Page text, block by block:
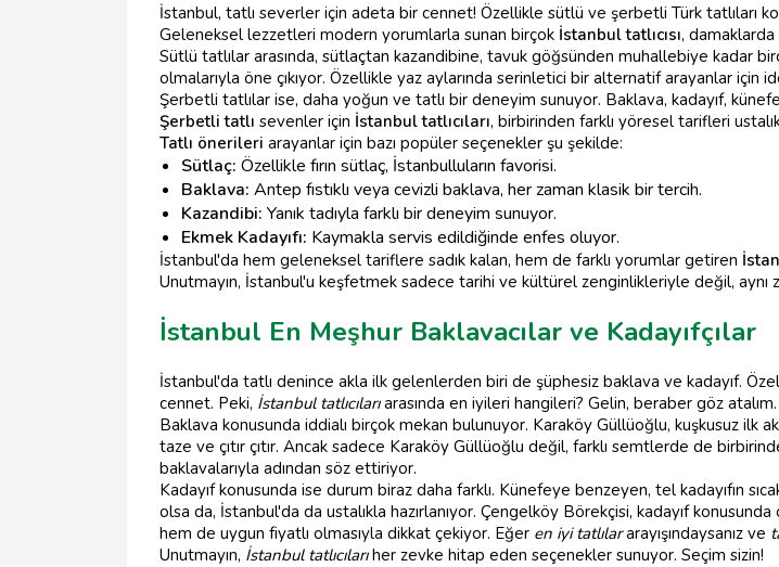
İstanbul, tatlı severler için adeta bir cennet! Özellikle sütlü ve şerbetli Türk tatlıları
Geleneksel lezzetleri modern yorumlarla sunan birçok İstanbul tatlıcısı, damaklarda
Sütlü tatlılar arasında, sütlaçtan kazandibine, tavuk göğsünden muhallebiye kadar
olmalarıyla öne çıkıyor. Özellikle yaz aylarında serinletici bir alternatif arayanlar için
Şerbetli tatlılar ise, daha yoğun ve tatlı bir deneyim sunuyor. Baklava, kadayıf,
Şerbetli tatlı sevenler için İstanbul tatlıcıları, birbirinden farklı yöresel tarifleri
Tatlı önerileri arayanlar için bazı popüler seçenekler şu şekilde:
Sütlaç: Özellikle fırın sütlaç, İstanbulluların favorisi.
Baklava: Antep fıstıklı veya cevizli baklava, her zaman klasik bir tercih.
Kazandibi: Yanık tadıyla farklı bir deneyim sunuyor.
Ekmek Kadayıfı: Kaymakla servis edildiğinde enfes oluyor.
İstanbul'da hem geleneksel tariflere sadık kalan, hem de farklı yorumlar getiren
Unutmayın, İstanbul'u keşfetmek sadece tarihi ve kültürel zenginlikleriyle değil, aynı
İstanbul En Meşhur Baklavacılar ve Kadayıfçılar
İstanbul'da tatlı denince akla ilk gelenlerden biri de şüphesiz baklava ve kadayıf.
cennet. Peki, İstanbul tatlıcılarıarasında en iyileri hangileri? Gelin, beraber göz atalım.
Baklava konusunda iddialı birçok mekan bulunuyor. Karaköy Güllüoğlu, kuşkusuz ilk
taze ve çıtır çıtır. Ancak sadece Karaköy Güllüoğlu değil, farklı semtlerde de
baklavalarıyla adından söz ettiriyor.
Kadayıf konusunda ise durum biraz daha farklı. Künefeye benzeyen, tel kadayıfın
olsa da, İstanbul'da da ustalıkla hazırlanıyor. Çengelköy Börekçisi, kadayıf
hem de uygun fiyatlı olmasıyla dikkat çekiyor. Eğer en iyi tatlılararayışındaysanız ve
Unutmayın, İstanbul tatlıcılarıher zevke hitap eden seçenekler sunuyor. Seçim sizin!